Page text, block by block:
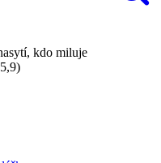
kdo miluje